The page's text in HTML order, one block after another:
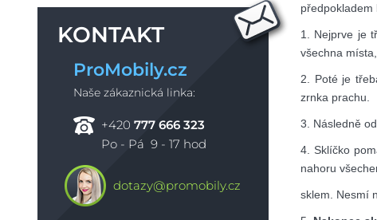
KONTAKT
ProMobily.cz
Naše zákaznická linka:
+420 777 666 323
Po - Pá 9 - 17 hod
dotazy@promobily.cz
předpokladem
1. Nejprve je
všechna
2. Poté je
zrnka prachu.
3. Následně
4. Sklíčko
nahoru
sklem. Nesmí